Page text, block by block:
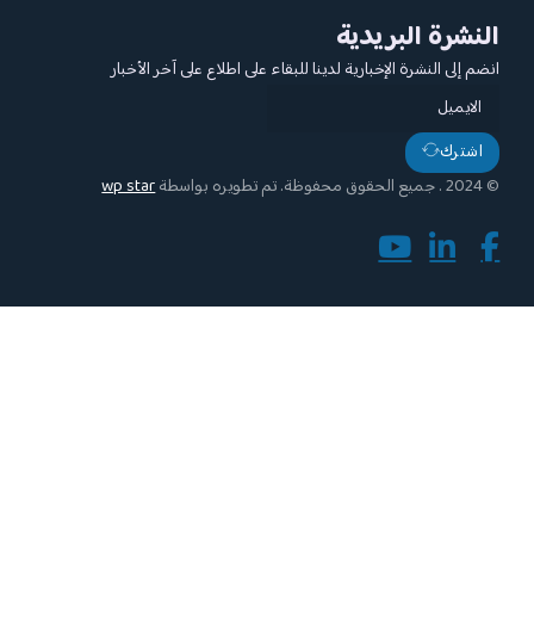
على اطلاع على آخر الأخبار
wp star